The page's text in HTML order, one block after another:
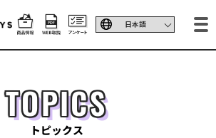
TOPICS
トピックス